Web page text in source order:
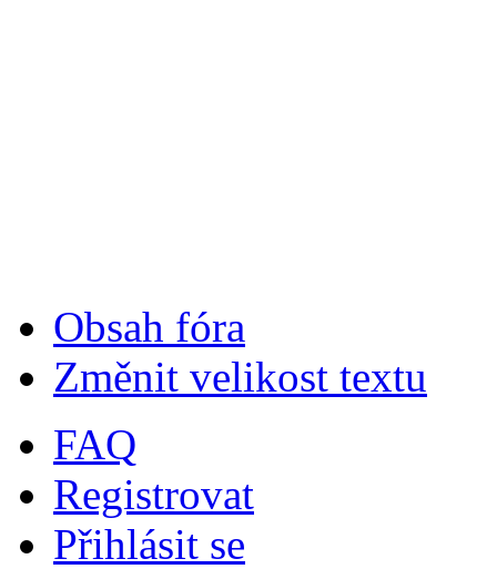
Obsah fóra
Změnit velikost textu
FAQ
Registrovat
Přihlásit se